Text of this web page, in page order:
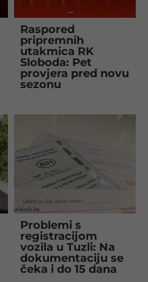
Raspored
pripremnih
utakmica RK
Sloboda: Pet
provjera pred novu
sezonu
Problemi s
registracijom
vozila u Tuzli: Na
dokumentaciju se
čeka i do 15 dana